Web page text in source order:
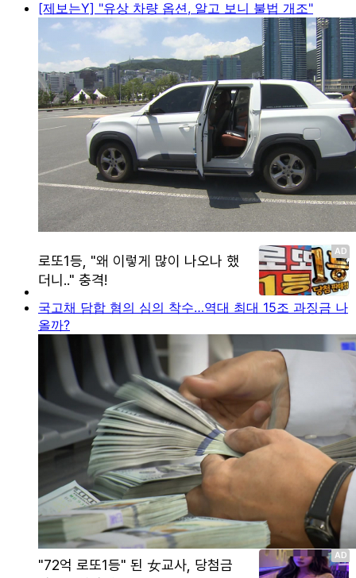
[제보는Y] "유상 차량 옵션, 알고 보니 불법 개조"
국고채 담합 혐의 심의 착수…역대 최대 15조 과징금 나
올까?